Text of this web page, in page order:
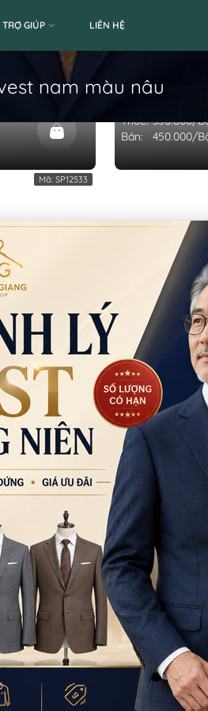
TRỢ GIÚP LIÊN HỆ
nam màu nâu
SỮA SANG
Mã: SP12533
CÁNH GIÁN
Thuê: 350.000/
Bán:
450.000/
ĐỊNH
tin